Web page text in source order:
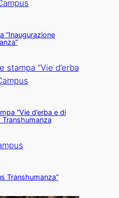
“Inaugurazione
“Vie d’erba e di
Transhumanza
Transhumanza”